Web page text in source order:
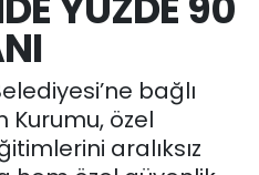
bağlı
Kurumu, özel
aralıksız